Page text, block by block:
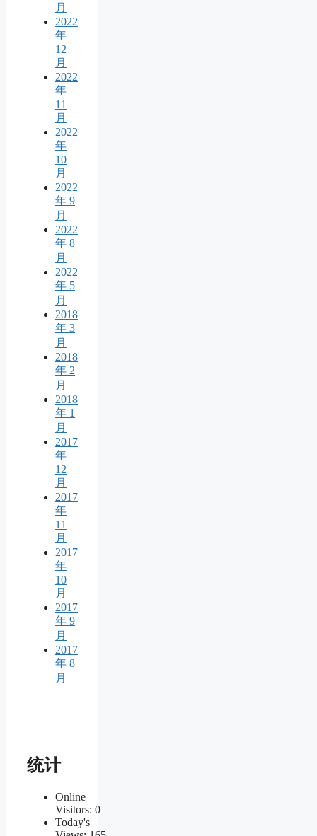
月
2022
年
12
月
2022
年
11
月
2022
年
10
月
2022
年 9
月
2022
年 8
月
2022
年 5
月
2018
年 3
月
2018
年 2
月
2018
年 1
月
2017
年
12
月
2017
年
11
月
2017
年
10
月
2017
年 9
月
2017
年 8
月
统计
Online
Visitors: 0
Today's